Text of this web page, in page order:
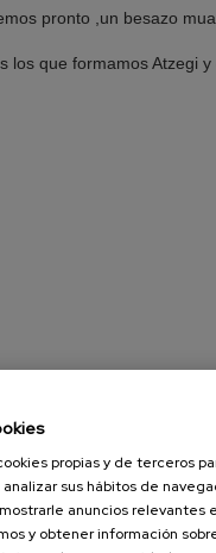
pronto ,un besazo
los que formamos Atzegi
propias y de terceros
sus hábitos de
anuncios relevantes
y obtener información